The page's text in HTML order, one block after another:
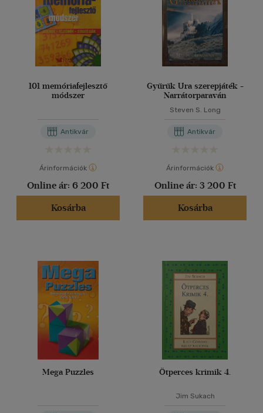
101 memóriafejlesztő
módszer
Antikvár
Árinformációk
Online ár: 6 200 Ft
Kosárba
Gyűrűk Ura szerepjáték -
Narrátorparaván
Steven S. Long
Antikvár
Árinformációk
Online ár: 3 200 Ft
Kosárba
Mega Puzzles Ötperces krimik 4.
Jim Sukach